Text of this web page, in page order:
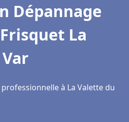
Dépannage
La
à La Valette du